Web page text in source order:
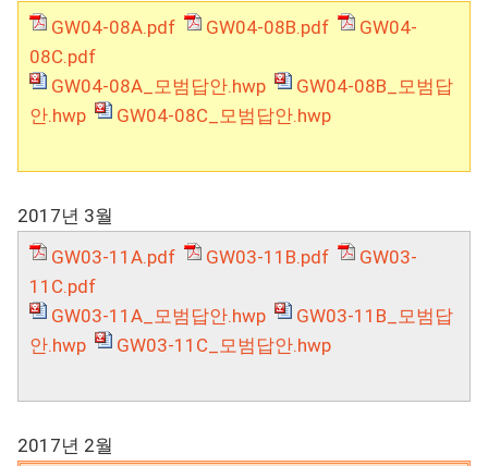
GW04-08A.pdf
GW04-08B.pdf
GW04-
08C.pdf
GW04-08A_모범답안.hwp
GW04-08B_모범답
안.hwp
GW04-08C_모범답안.hwp
2017년 3월
GW03-11A.pdf
GW03-11B.pdf
GW03-
11C.pdf
GW03-11A_모범답안.hwp
GW03-11B_모범답
안.hwp
GW03-11C_모범답안.hwp
2017년 2월